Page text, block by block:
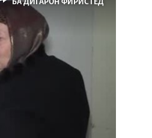
БА ДИГАРОН ФИРИСТЕД